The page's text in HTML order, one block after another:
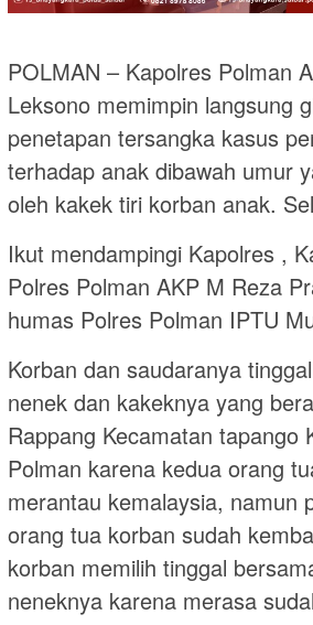
POLMAN – Kapolres Polman
Leksono memimpin langsung
penetapan tersangka kasus
terhadap anak dibawah umur
oleh kakek tiri korban anak.
Ikut mendampingi Kapolres ,
Polres Polman AKP M Reza
humas Polres Polman IPTU
Korban dan saudaranya
nenek dan kakeknya yang
Rappang Kecamatan tapango
Polman karena kedua orang
merantau kemalaysia, namun
orang tua korban sudah
korban memilih tinggal
neneknya karena merasa